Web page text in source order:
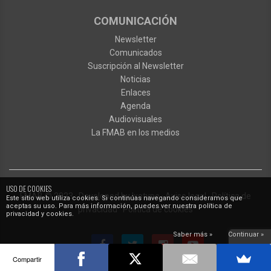
USO DE COOKIES
Este sitio web utiliza cookies. Si continúas navegando consideramos que
aceptas su uso. Para más información, puedes ver nuestra política de
privacidad y cookies.
Saber más » Continuar »
COMUNICACIÓN
Newsletter
Comunicados
Suscripción al Newsletter
Noticias
Enlaces
Agenda
Audiovisuales
La FMAB en los medios
FMAB© 2023·Developed byIxotype·Aviso legal·Política de
privacidad·Política de cookies
Compartir